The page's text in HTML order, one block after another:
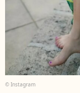
© Instagram